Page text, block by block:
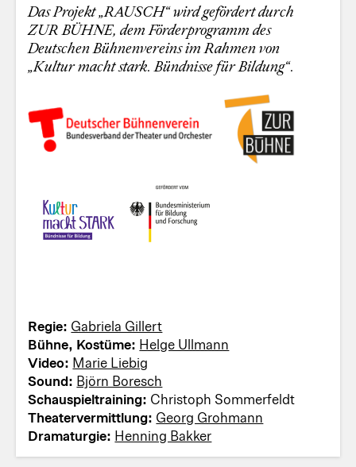
Das Projekt „RAUSCH“ wird gefördert durch
ZUR BÜHNE, dem Förderprogramm des
Deutschen Bühnenvereins im Rahmen von
„Kultur macht stark. Bündnisse für Bildung“.
Regie: Gabriela Gillert
Bühne, Kostüme: Helge Ullmann
Video: Marie Liebig
Sound: Björn Boresch
Schauspieltraining: Christoph Sommerfeldt
Theatervermittlung: Georg Grohmann
Dramaturgie: Henning Bakker